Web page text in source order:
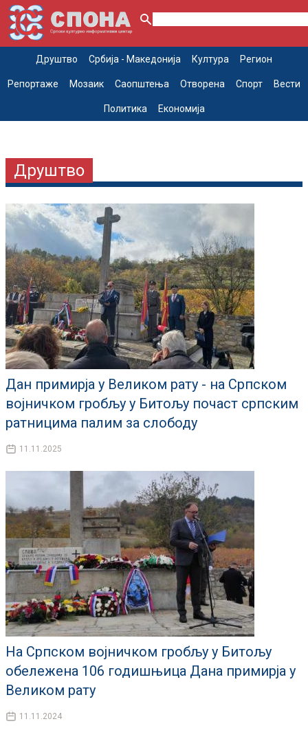
Друштво Србија - Македонија Култура Регион
Репортаже Мозаик Саопштења Отворена Спорт Вести
Политика Економија
Друштво
Дан примирја у Великом рату - на Српском
војничком гробљу у Битољу почаст српским
ратницима палим за слободу
11.11.2025
На Српском војничком гробљу у Битољу
обележена 106 годишњица Дана примирја у
Великом рату
11.11.2024